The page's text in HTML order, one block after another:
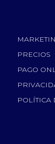
PRECIOS
PAGO
POLÍTICA